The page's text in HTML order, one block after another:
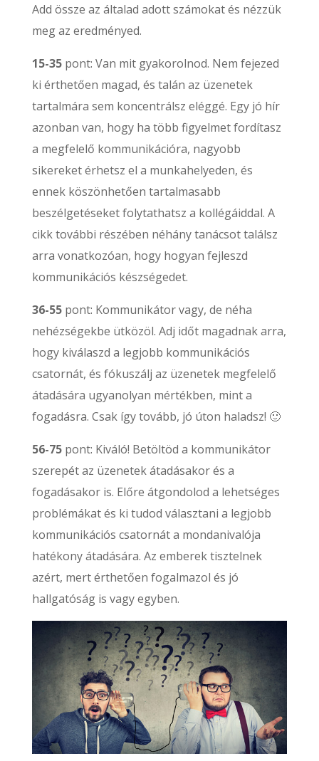
Add össze az általad adott számokat és nézzük
meg az eredményed.
15-35pont: Van mit gyakorolnod. Nem fejezed
ki érthetően magad, és talán az üzenetek
tartalmára sem koncentrálsz eléggé. Egy jó hír
azonban van, hogy ha több figyelmet fordítasz
a megfelelő kommunikációra, nagyobb
sikereket érhetsz el a munkahelyeden, és
ennek köszönhetően tartalmasabb
beszélgetéseket folytathatsz a kollégáiddal. A
cikk további részében néhány tanácsot találsz
arra vonatkozóan, hogy hogyan fejleszd
kommunikációs készségedet.
36-55pont: Kommunikátor vagy, de néha
nehézségekbe ütközöl. Adj időt magadnak arra,
hogy kiválaszd a legjobb kommunikációs
csatornát, és fókuszálj az üzenetek megfelelő
átadására ugyanolyan mértékben, mint a
fogadásra. Csak így tovább, jó úton haladsz! 🙂
56-75pont: Kiváló! Betöltöd a kommunikátor
szerepét az üzenetek átadásakor és a
fogadásakor is. Előre átgondolod a lehetséges
problémákat és ki tudod választani a legjobb
kommunikációs csatornát a mondanivalója
hatékony átadására. Az emberek tisztelnek
azért, mert érthetően fogalmazol és jó
hallgatóság is vagy egyben.